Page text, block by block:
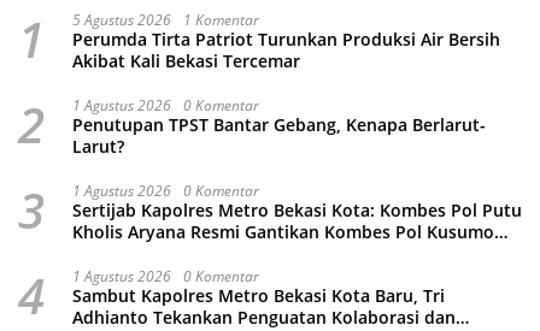
1 5 Agustus 2026 1 Komentar
Perumda Tirta Patriot Turunkan Produksi Air Bersih
Akibat Kali Bekasi Tercemar
2 1 Agustus 2026 0 Komentar
Penutupan TPST Bantar Gebang, Kenapa Berlarut-
Larut?
3 1 Agustus 2026 0 Komentar
Sertijab Kapolres Metro Bekasi Kota: Kombes Pol Putu
Kholis Aryana Resmi Gantikan Kombes Pol Kusumo
4 1 Agustus 2026 0 Komentar
Sambut Kapolres Metro Bekasi Kota Baru, Tri
Adhianto Tekankan Penguatan Kolaborasi dan